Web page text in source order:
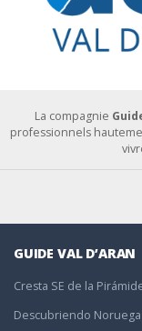
La compagnie
professionnels
GUIDE VAL D’ARAN
Cresta SE de la
Descubriendo